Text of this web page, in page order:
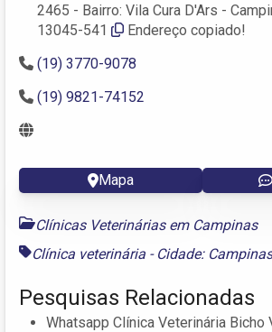
2465 - Bairro: Vila Cura D'Ars -
13045-541
Endereço copiado!
(19) 3770-9078
(19) 9821-74152
Mapa
Clínicas Veterinárias em Campinas
Clínica veterinária - Cidade:
Pesquisas Relacionadas
Whatsapp Clínica Veterinária Bicho